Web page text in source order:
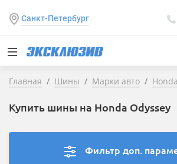
Санкт-Петербург
Главная Шины Марки авто Honda
Купить шины на Honda Odyssey
Фильтр доп.